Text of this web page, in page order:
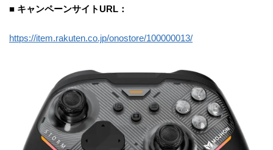
■ キャンペーンサイトURL：
https://item.rakuten.co.jp/onostore/100000013/